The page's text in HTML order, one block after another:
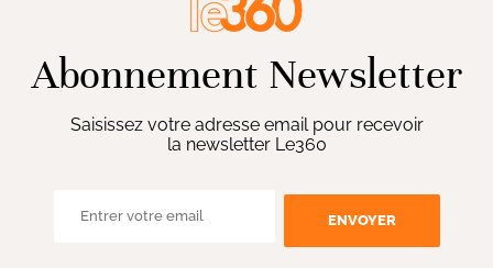
Abonnement Newsletter
Saisissez votre adresse email pour recevoir
la newsletter Le360
ENVOYER